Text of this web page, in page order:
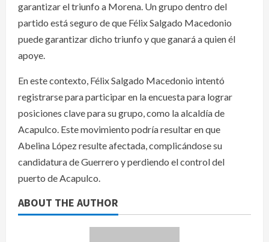
garantizar el triunfo a Morena. Un grupo dentro del
partido está seguro de que Félix Salgado Macedonio
puede garantizar dicho triunfo y que ganará a quien él
apoye.
En este contexto, Félix Salgado Macedonio intentó
registrarse para participar en la encuesta para lograr
posiciones clave para su grupo, como la alcaldía de
Acapulco. Este movimiento podría resultar en que
Abelina López resulte afectada, complicándose su
candidatura de Guerrero y perdiendo el control del
puerto de Acapulco.
ABOUT THE AUTHOR